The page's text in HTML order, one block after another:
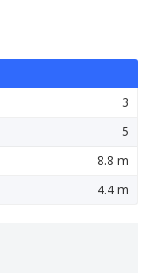
3
5
8.8 m
4.4 m